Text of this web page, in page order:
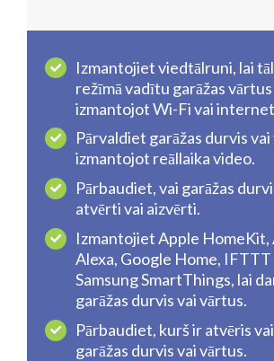
Izmantojiet viedtālruni, lai
režīmā vadītu garāžas
izmantojot Wi-Fi vai
Pārvaldiet garāžas durvis
izmantojot reāllaika video.
Pārbaudiet, vai garāžas
atvērti vai aizvērti.
Izmantojiet Apple HomeKit,
Alexa, Google Home, IFTTT
Samsung SmartThings, lai
garāžas durvis vai vārtus.
Pārbaudiet, kurš ir atvēris
garāžas durvis vai vārtus.